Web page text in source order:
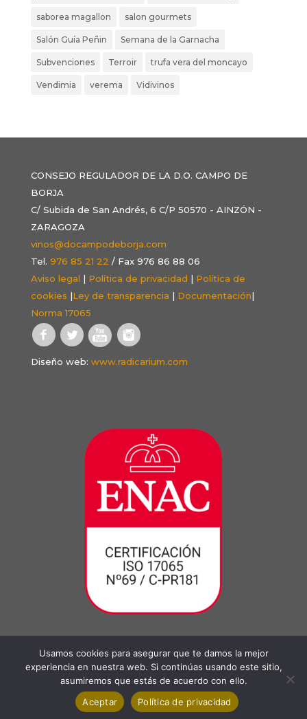
saborea magallon salon gourmets
Salón Guía Peñin Semana de la Garnacha
Subvenciones Terroir trufa vera del moncayo
Vendimia verema Vidivinos
CONSEJO REGULADOR DE LA D.O. CAMPO DE
BORJA
C/ Subida de San Andrés, 6 C/P 50570 - AINZÓN -
ZARAGOZA
vinos@docampodeborja.com
Tel. 976 85 21 22 / Fax 976 86 88 06
Aviso legal | Política de privacidad | Política de
cookies |Ley de transparencia | Documentación|
Norma 17065
Diseño web: www.radicarium.com
Usamos cookies para asegurar que te damos la mejor
experiencia en nuestra web. Si continúas usando este sitio,
asumiremos que estás de acuerdo con ello.
Aceptar
Política de privacidad